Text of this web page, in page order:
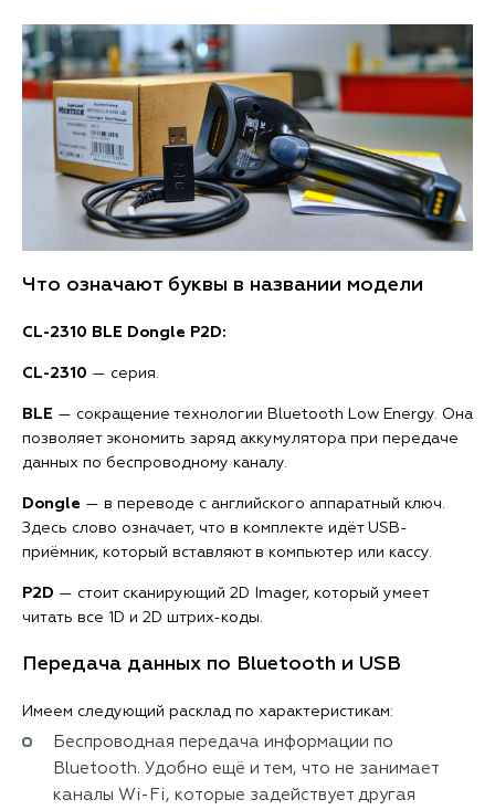
Что означают буквы в названии модели
CL-2310 BLE Dongle P2D:
CL-2310 — серия.
BLE — сокращение технологии Bluetooth Low Energy. Она
позволяет экономить заряд аккумулятора при передаче
данных по беспроводному каналу.
Dongle — в переводе с английского аппаратный ключ.
Здесь слово означает, что в комплекте идёт USB-
приёмник, который вставляют в компьютер или кассу.
P2D — стоит сканирующий 2D Imager, который умеет
читать все 1D и 2D штрих-коды.
Передача данных по Bluetooth и USB
Имеем следующий расклад по характеристикам:
Беспроводная передача информации по
Bluetooth. Удобно ещё и тем, что не занимает
каналы Wi-Fi, которые задействует другая